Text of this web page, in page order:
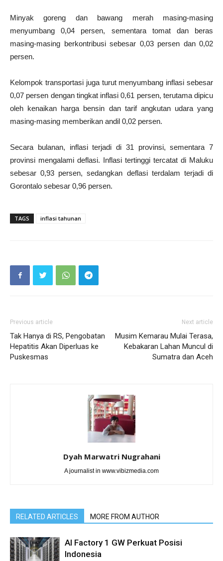
Minyak goreng dan bawang merah masing-masing
menyumbang 0,04 persen, sementara tomat dan beras
masing-masing berkontribusi sebesar 0,03 persen dan 0,02
persen.
Kelompok transportasi juga turut menyumbang inflasi sebesar
0,07 persen dengan tingkat inflasi 0,61 persen, terutama dipicu
oleh kenaikan harga bensin dan tarif angkutan udara yang
masing-masing memberikan andil 0,02 persen.
Secara bulanan, inflasi terjadi di 31 provinsi, sementara 7
provinsi mengalami deflasi. Inflasi tertinggi tercatat di Maluku
sebesar 0,93 persen, sedangkan deflasi terdalam terjadi di
Gorontalo sebesar 0,96 persen.
TAGS inflasi tahunan
Previous article
Tak Hanya di RS, Pengobatan
Hepatitis Akan Diperluas ke
Puskesmas
Next article
Musim Kemarau Mulai Terasa,
Kebakaran Lahan Muncul di
Sumatra dan Aceh
Dyah Marwatri Nugrahani
A journalist in www.vibizmedia.com
RELATED ARTICLES MORE FROM AUTHOR
AI Factory 1 GW Perkuat Posisi
Indonesia